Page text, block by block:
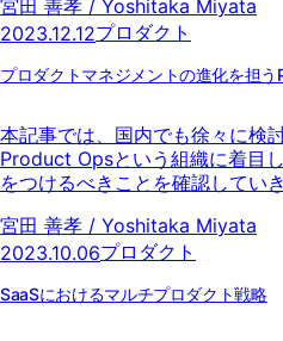
宮田 善孝 / Yoshitaka Miyata
2023.12.12プロダクト
プロダクトマネジメントの進化を担
本記事では、国内でも徐々に検
Product Opsという組織に着目
をつけるべきことを確認していき
宮田 善孝 / Yoshitaka Miyata
2023.10.06プロダクト
SaaSにおけるマルチプロダクト戦略